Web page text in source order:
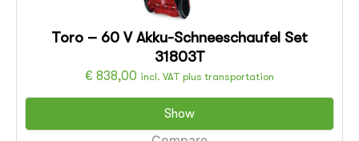
Toro – 60 V Akku-Schneeschaufel Set
31803T
€ 838,00 incl. VAT plus transportation
Show